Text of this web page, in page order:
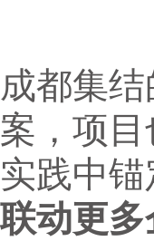
成都集
案，项
实践中
联动更